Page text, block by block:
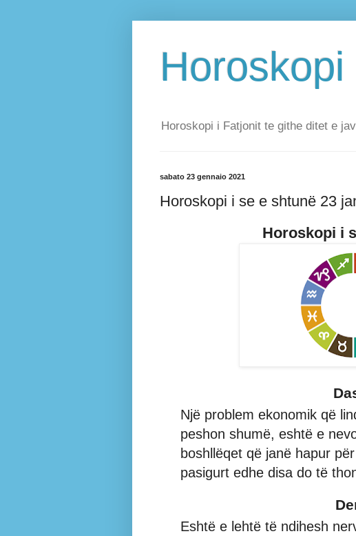
Horoskopi i Fatjonit te githe ditet e
sabato 23 gennaio 2021
Horoskopi i se e shtunë 23
Horoskopi i
Një problem ekonomik që
peshon shumë, eshtë e
boshllëqet që janë hapur
pasigurt edhe disa do të
Eshtë e lehtë të ndihesh